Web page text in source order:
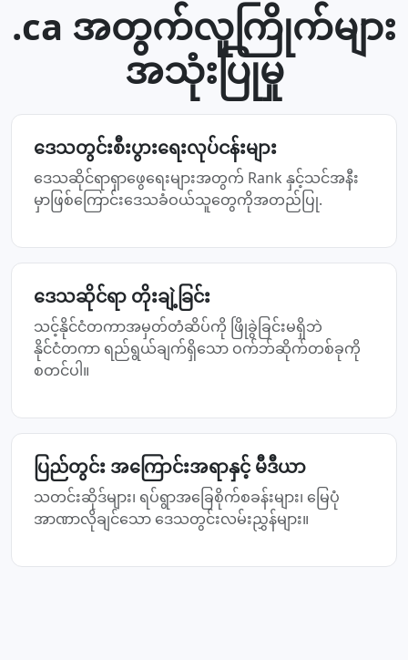
.ca အတွက်လူကြိုက်များ
အသုံးပြုမှု
ဒေသတွင်းစီးပွားရေးလုပ်ငန်းများ
ဒေသဆိုင်ရာရှာဖွေရေးများအတွက် Rank နှင့်သင်အနီး
မှာဖြစ်ကြောင်းဒေသခံဝယ်သူတွေကိုအတည်ပြု.
ဒေသဆိုင်ရာ တိုးချဲ့ခြင်း
သင့်နိုင်ငံတကာအမှတ်တံဆိပ်ကို ဖြိုခွဲခြင်းမရှိဘဲ
နိုင်ငံတကာ ရည်ရွယ်ချက်ရှိသော ဝက်ဘ်ဆိုက်တစ်ခုကို
စတင်ပါ။
ပြည်တွင်း အကြောင်းအရာနှင့် မီဒီယာ
သတင်းဆိုဒ်များ၊ ရပ်ရွာအခြေစိုက်စခန်းများ၊ မြေပုံ
အာဏာလိုချင်သော ဒေသတွင်းလမ်းညွှန်များ။